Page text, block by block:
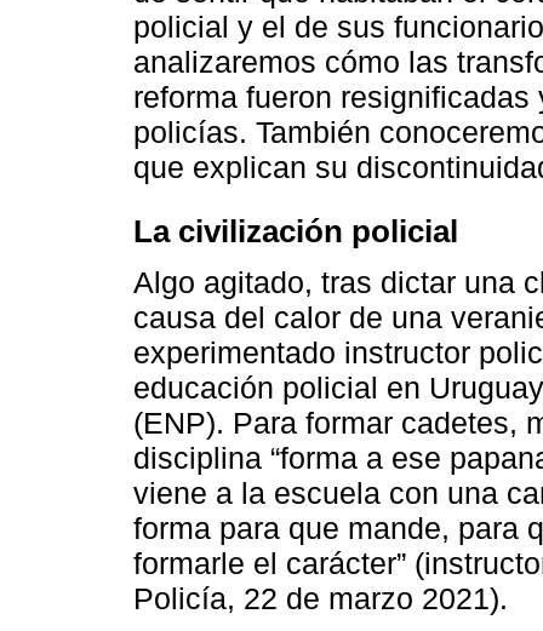
policial y el de sus
analizaremos cómo las
reforma fueron
policías. También
que explican su
La civilización policial
Algo agitado, tras dictar una
causa del calor de una
experimentado instructor
educación policial en
(ENP). Para formar cadetes,
disciplina “forma a ese
viene a la escuela con una
forma para que mande, para
formarle el carácter”
Policía, 22 de marzo 2021).